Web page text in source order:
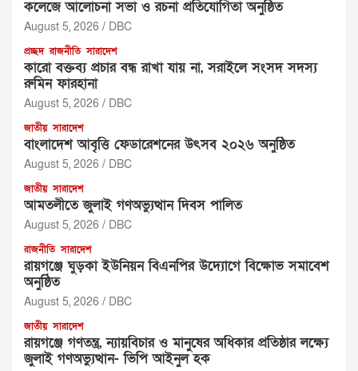
কলেজে আলোচনা সভা ও রচনা প্রতিযোগিতা অনুষ্ঠিত
August 5, 2026 DBC
প্রচ্ছদ রাজনীতি সারাদেশ
‎কারো বক্তব্য প্রচার বন্ধ রাখা যায় না, সরাইলে সংসদ সদস্য
রুমিন ফারহানা ‎ ‎
August 5, 2026 DBC
জাতীয় সারাদেশ
বাংলাদেশ আবৃত্তি ফেডারেশনের উৎসব ২০২৬ অনুষ্ঠিত
August 5, 2026 DBC
জাতীয় সারাদেশ
আমতলীতে জুলাই গণঅভ্যুত্থান দিবস পালিত
August 5, 2026 DBC
রাজনীতি সারাদেশ
রায়গঞ্জে ঘুড়কা ইউনিয়ন বিএনপির উদ্যোগে বিক্ষোভ সমাবেশ
অনুষ্ঠিত
August 5, 2026 DBC
জাতীয় সারাদেশ
রায়গঞ্জে গণতন্ত্র, ন্যায়বিচার ও মানুষের অধিকার প্রতিষ্ঠার লক্ষ্যে
জুলাই গণঅভ্যুত্থান- ভিপি আইনুল হক